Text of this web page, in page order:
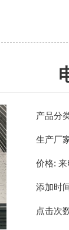
产品分
生产厂
价格: 来
添加时
点击次